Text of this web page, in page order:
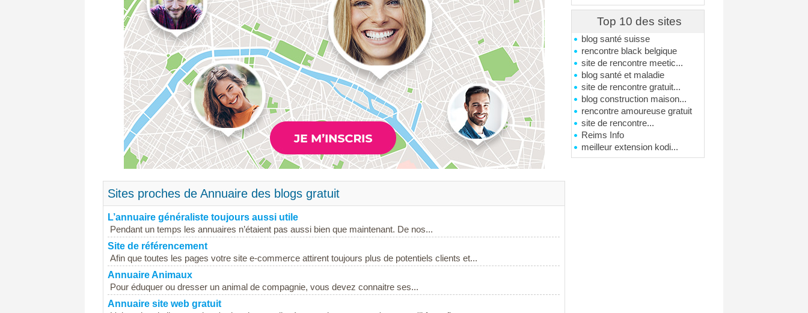
Top 10 des sites
blog santé suisse
rencontre black belgique
site de rencontre meetic...
blog santé et maladie
site de rencontre gratuit...
blog construction maison...
rencontre amoureuse gratuit
site de rencontre...
Reims Info
meilleur extension kodi...
Sites proches de Annuaire des blogs gratuit
L’annuaire généraliste toujours aussi utile
Pendant un temps les annuaires n’étaient pas aussi bien que maintenant. De nos...
Site de référencement
Afin que toutes les pages votre site e-commerce attirent toujours plus de potentiels clients et...
Annuaire Animaux
Pour éduquer ou dresser un animal de compagnie, vous devez connaitre ses...
Annuaire site web gratuit